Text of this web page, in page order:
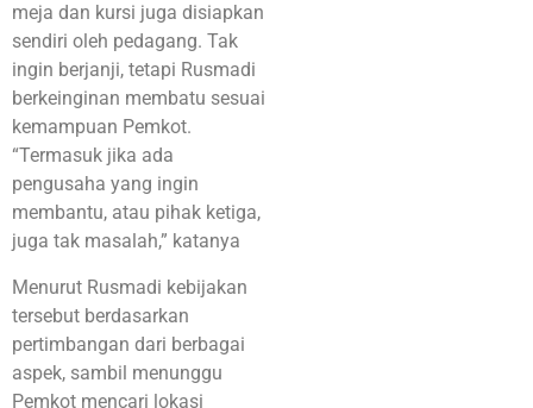
meja dan kursi juga disiapkan
sendiri oleh pedagang. Tak
ingin berjanji, tetapi Rusmadi
berkeinginan membatu sesuai
kemampuan Pemkot.
“Termasuk jika ada
pengusaha yang ingin
membantu, atau pihak ketiga,
juga tak masalah,” katanya
Menurut Rusmadi kebijakan
tersebut berdasarkan
pertimbangan dari berbagai
aspek, sambil menunggu
Pemkot mencari lokasi